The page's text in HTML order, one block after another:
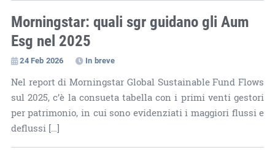
Morningstar: quali sgr guidano gli Aum
Esg nel 2025
24 Feb 2026 In breve
Nel report di Morningstar Global Sustainable Fund Flows
sul 2025, c’è la consueta tabella con i primi venti gestori
per patrimonio, in cui sono evidenziati i maggiori flussi e
deflussi […]